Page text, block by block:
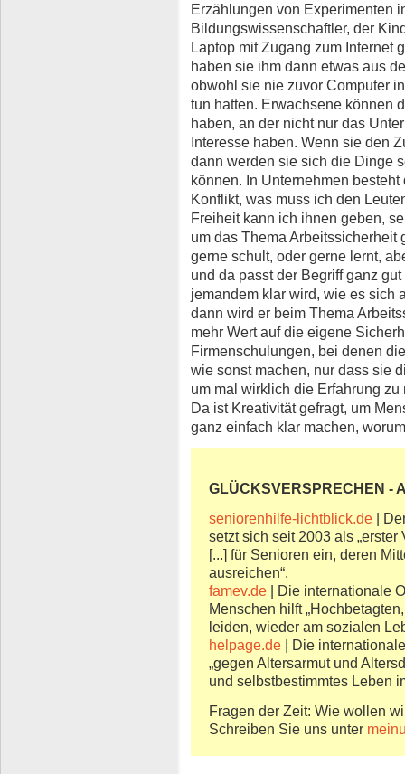
Erzählungen von Experimenten
Bildungswissenschaftler, der
Laptop mit Zugang zum Internet
haben sie ihm dann etwas aus
obwohl sie nie zuvor Computer
tun hatten. Erwachsene können
haben, an der nicht nur das
Interesse haben. Wenn sie den
dann werden sie sich die Dinge
können. In Unternehmen
Konflikt, was muss ich den
Freiheit kann ich ihnen geben,
um das Thema Arbeitssicherheit
gerne schult, oder gerne lernt,
und da passt der Begriff ganz
jemandem klar wird, wie es sich
dann wird er beim Thema
mehr Wert auf die eigene
Firmenschulungen, bei denen
wie sonst machen, nur dass sie
um mal wirklich die Erfahrung zu
Da ist Kreativität gefragt, um
ganz einfach klar machen,
GLÜCKSVERSPRECHEN -
seniorenhilfe-lichtblick.de |
setzt sich seit 2003 als
[...] für Senioren ein, deren
ausreichen“.
famev.de | Die internationale
Menschen hilft
leiden, wieder am sozialen
helpage.de | Die
„gegen Altersarmut und
und selbstbestimmtes Leben
Fragen der Zeit: Wie wollen
Schreiben Sie uns unter